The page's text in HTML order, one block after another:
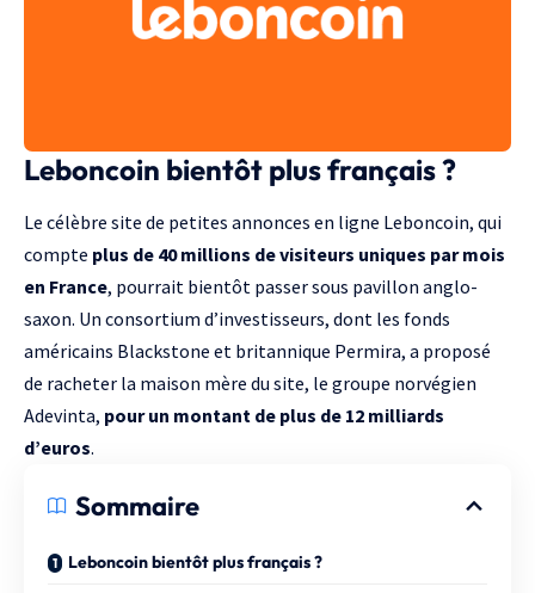
Leboncoin bientôt plus français ?
Le célèbre site de petites annonces en ligne Leboncoin, qui
compte plus de 40 millions de visiteurs uniques par mois
en France, pourrait bientôt passer sous pavillon anglo-
saxon. Un consortium d’investisseurs, dont les fonds
américains Blackstone et britannique Permira, a proposé
de racheter la maison mère du site, le groupe norvégien
Adevinta, pour un montant de plus de 12 milliards
d’euros.
Sommaire
Leboncoin bientôt plus français ?